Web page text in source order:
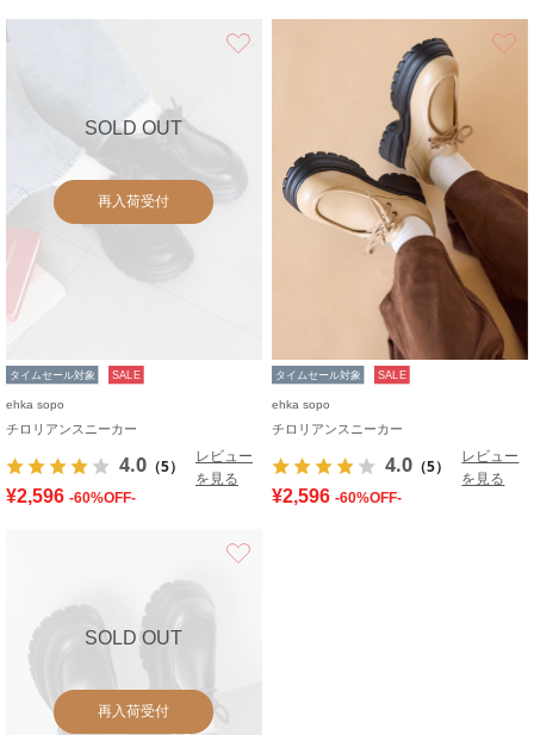
SOLD OUT
再入荷受付
タイムセール対象 SALE
ehka sopo
チロリアンスニーカー
4.0 （5）
レビュー
を見る
¥2,596 -60%OFF-
タイムセール対象 SALE
ehka sopo
チロリアンスニーカー
4.0 （5）
レビュー
を見る
¥2,596 -60%OFF-
SOLD OUT
再入荷受付